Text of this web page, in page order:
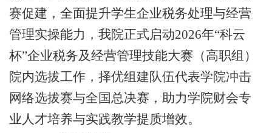
赛促建，全面提升学生企业税务处理与经营
管理实操能力，我院正式启动2026年“科云
杯”企业税务及经营管理技能大赛（高职组）
院内选拔工作，择优组建队伍代表学院冲击
网络选拔赛与全国总决赛，助力学院财会专
业人才培养与实践教学提质增效。